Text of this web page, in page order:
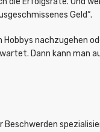
Geld“.
nachzugehen
Dann kann man